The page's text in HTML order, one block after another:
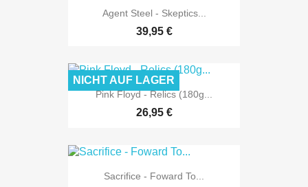
Agent Steel - Skeptics...
39,95 €
Pink Floyd - Relics (180g...
26,95 €
NICHT AUF LAGER
Sacrifice - Foward To...